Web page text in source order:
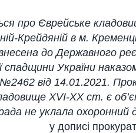
про Єврейське
Крейдяній в м.
до Державного
спадщини України
№2462 від 14.01.2021.
XVI-XX ст. є
не уклала охоронний
у дописі